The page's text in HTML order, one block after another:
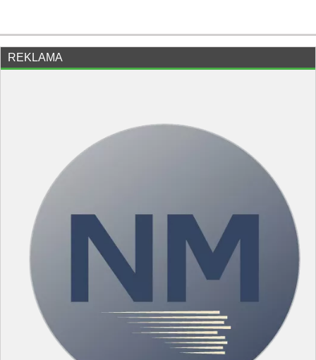
REKLAMA